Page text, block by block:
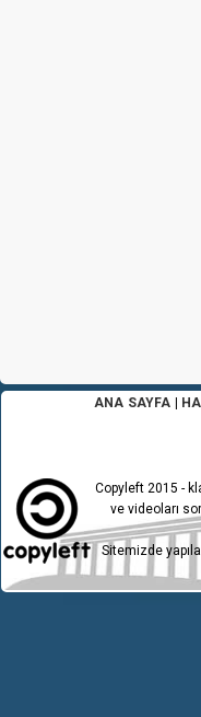
ANA SAYFA
Copyleft 2015 -
ve videoları
Sitemizde